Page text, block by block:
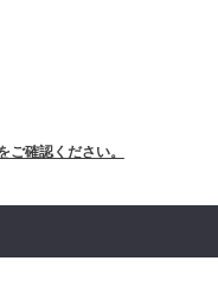
確認ください。